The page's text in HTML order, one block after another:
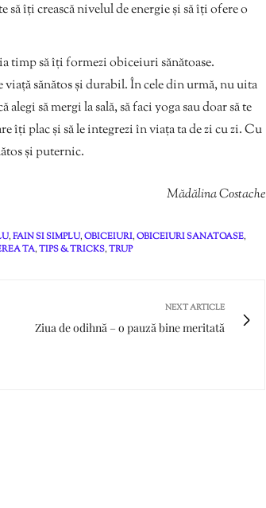
îți crească nivelul de energie și să îți ofere o
timp să îți formezi obiceiuri sănătoase.
sănătos și durabil. În cele din urmă, nu uita
să mergi la sală, să faci yoga sau doar să te
îți plac și să le integrezi în viața ta de zi cu zi. Cu
și puternic.
Mădălina Costache
,FAIN SI SIMPLU,OBICEIURI,OBICEIURI SANATOASE,
TA,TIPS & TRICKS,TRUP
NEXT ARTICLE
Ziua de odihnă – o pauză bine meritată